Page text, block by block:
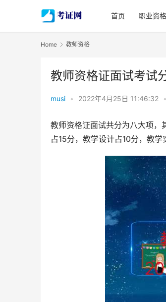
首页 职业资格
Home 教师资格
教师资格证面试考试
musi • 2022年4月25日 11:46:32 •
教师资格证面试共分为八大项
占15分，教学设计占10分，教学